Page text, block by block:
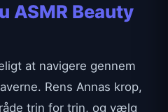
ASMR Beauty
at navigere gennem
Rens Annas krop,
trin for trin, og vælg